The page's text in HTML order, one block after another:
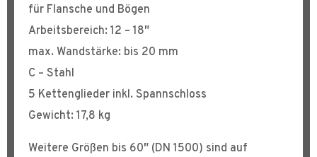
für Flansche und Bögen
Arbeitsbereich: 12 – 18″
max. Wandstärke: bis 20 mm
C – Stahl
5 Kettenglieder inkl. Spannschloss
Gewicht: 17,8 kg
Weitere Größen bis 60″ (DN 1500) sind auf